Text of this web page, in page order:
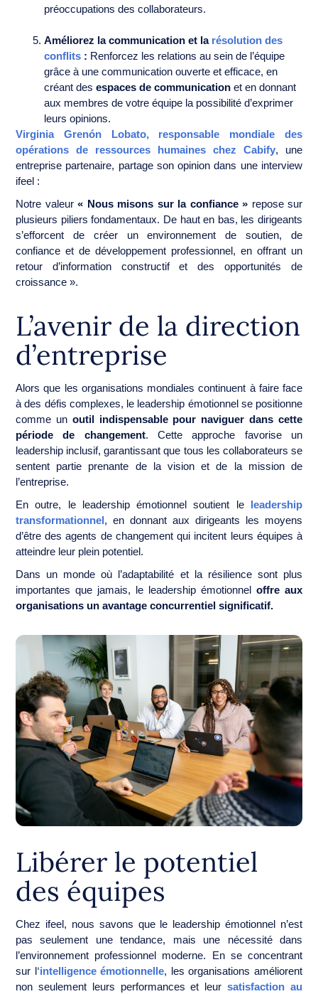
préoccupations des collaborateurs.
Améliorez la communication et la résolution des
conflits : Renforcez les relations au sein de l’équipe
grâce à une communication ouverte et efficace, en
créant des espaces de communication et en donnant
aux membres de votre équipe la possibilité d’exprimer
leurs opinions.
Virginia Grenón Lobato, responsable mondiale des
opérations de ressources humaines chez Cabify, une
entreprise partenaire, partage son opinion dans une interview
ifeel :
Notre valeur « Nous misons sur la confiance » repose sur
plusieurs piliers fondamentaux. De haut en bas, les dirigeants
s’efforcent de créer un environnement de soutien, de
confiance et de développement professionnel, en offrant un
retour d’information constructif et des opportunités de
croissance ».
L’avenir de la direction
d’entreprise
Alors que les organisations mondiales continuent à faire face
à des défis complexes, le leadership émotionnel se positionne
comme un outil indispensable pour naviguer dans cette
période de changement. Cette approche favorise un
leadership inclusif, garantissant que tous les collaborateurs se
sentent partie prenante de la vision et de la mission de
l’entreprise.
En outre, le leadership émotionnel soutient le leadership
transformationnel, en donnant aux dirigeants les moyens
d’être des agents de changement qui incitent leurs équipes à
atteindre leur plein potentiel.
Dans un monde où l’adaptabilité et la résilience sont plus
importantes que jamais, le leadership émotionnel offre aux
organisations un avantage concurrentiel significatif.
Libérer le potentiel
des équipes
Chez ifeel, nous savons que le leadership émotionnel n’est
pas seulement une tendance, mais une nécessité dans
l’environnement professionnel moderne. En se concentrant
sur l‘intelligence émotionnelle, les organisations améliorent
non seulement leurs performances et leursatisfaction au